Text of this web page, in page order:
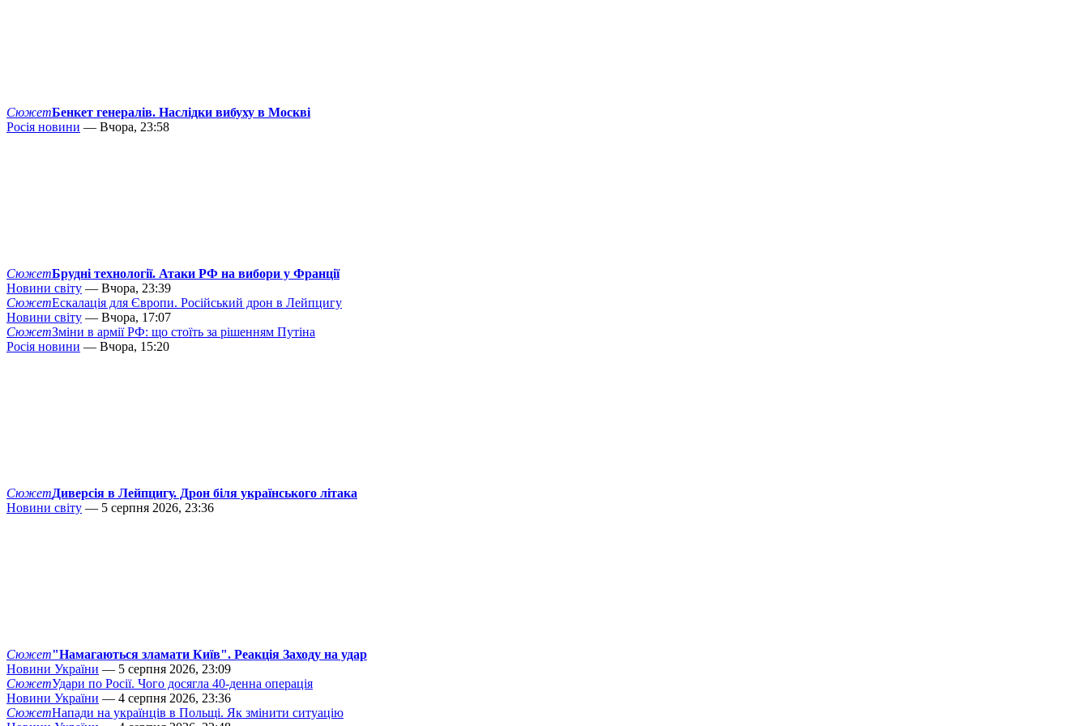
СюжетБенкет генералів. Наслідки вибуху в Москві
Росія новини — Вчора, 23:58
СюжетБрудні технології. Атаки РФ на вибори у Франції
Новини світу — Вчора, 23:39
СюжетЕскалація для Європи. Російський дрон в Лейпцигу
Новини світу — Вчора, 17:07
СюжетЗміни в армії РФ: що стоїть за рішенням Путіна
Росія новини — Вчора, 15:20
СюжетДиверсія в Лейпцигу. Дрон біля українського літака
Новини світу — 5 серпня 2026, 23:36
Сюжет"Намагаються зламати Київ". Реакція Заходу на удар
Новини України — 5 серпня 2026, 23:09
СюжетУдари по Росії. Чого досягла 40-денна операція
Новини України — 4 серпня 2026, 23:36
СюжетНапади на українців в Польщі. Як змінити ситуацію